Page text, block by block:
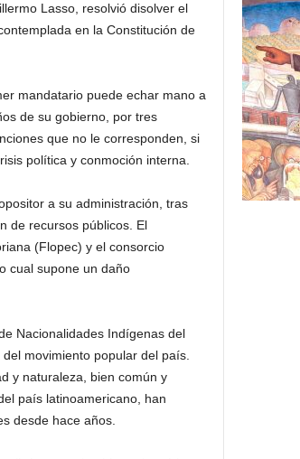
Lasso, resolvió disolver el
en la Constitución de
mandatario puede echar mano a
de su gobierno, por tres
que no le corresponden, si
política y conmoción interna.
a su administración, tras
de recursos públicos. El
(Flopec) y el consorcio
cual supone un daño
Nacionalidades Indígenas del
movimiento popular del país.
y naturaleza, bien común y
país latinoamericano, han
desde hace años.